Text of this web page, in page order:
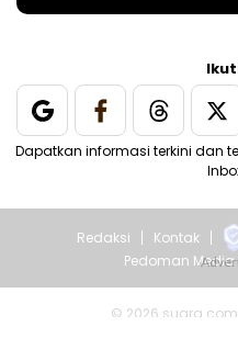
Dapatkan informasi terkini dan
Redaksi Kontak
Pedoman Media
© 2026 suara.com